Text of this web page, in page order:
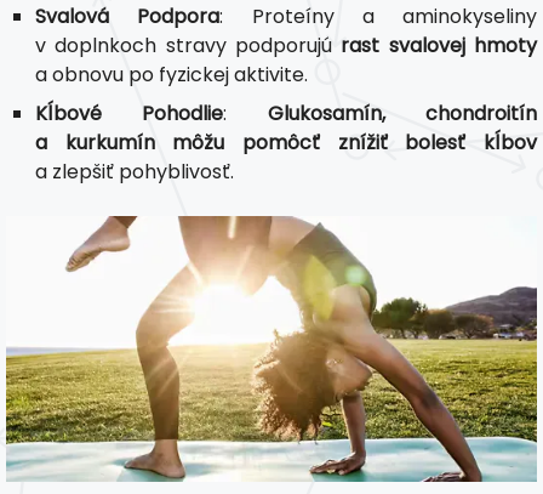
Svalová Podpora: Proteíny a aminokyseliny
v doplnkoch stravy podporujú rast svalovej hmoty
a obnovu po fyzickej aktivite.
Kĺbové Pohodlie: Glukosamín, chondroitín
a kurkumín môžu pomôcť znížiť bolesť kĺbov
a zlepšiť pohyblivosť.